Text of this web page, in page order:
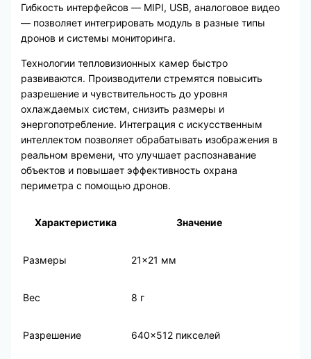
Гибкость интерфейсов — MIPI, USB, аналоговое видео
— позволяет интегрировать модуль в разные типы
дронов и системы мониторинга.
Технологии тепловизионных камер быстро
развиваются. Производители стремятся повысить
разрешение и чувствительность до уровня
охлаждаемых систем, снизить размеры и
энергопотребление. Интеграция с искусственным
интеллектом позволяет обрабатывать изображения в
реальном времени, что улучшает распознавание
объектов и повышает эффективность охрана
периметра с помощью дронов.
Характеристика Значение
Размеры 21×21 мм
Вес 8 г
Разрешение 640×512 пикселей